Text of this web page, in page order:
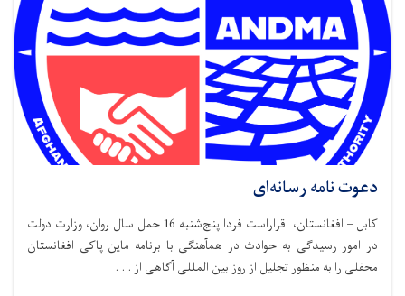
دعوت نامه رسانه‌ای
کابل – افغانستان، قراراست فردا پنج‌شنبه 16 حمل سال روان، وزارت دولت
در امور رسیدگی به حوادث در همآهنگی با برنامه ماین پاکی افغانستان
محفلی را به منظور تجلیل از روز بین المللی آگاهی از . . .